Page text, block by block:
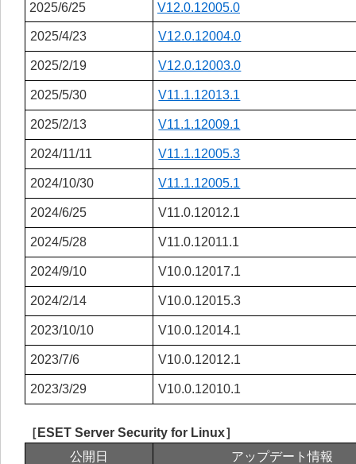
2025/6/25 V12.0.12005.0
2025/4/23 V12.0.12004.0
2025/2/19 V12.0.12003.0
2025/5/30 V11.1.12013.1
2025/2/13 V11.1.12009.1
2024/11/11 V11.1.12005.3
2024/10/30 V11.1.12005.1
2024/6/25 V11.0.12012.1
2024/5/28 V11.0.12011.1
2024/9/10 V10.0.12017.1
2024/2/14 V10.0.12015.3
2023/10/10 V10.0.12014.1
2023/7/6 V10.0.12012.1
2023/3/29 V10.0.12010.1
［ESET Server Security for Linux］
公開日
アップデート情報